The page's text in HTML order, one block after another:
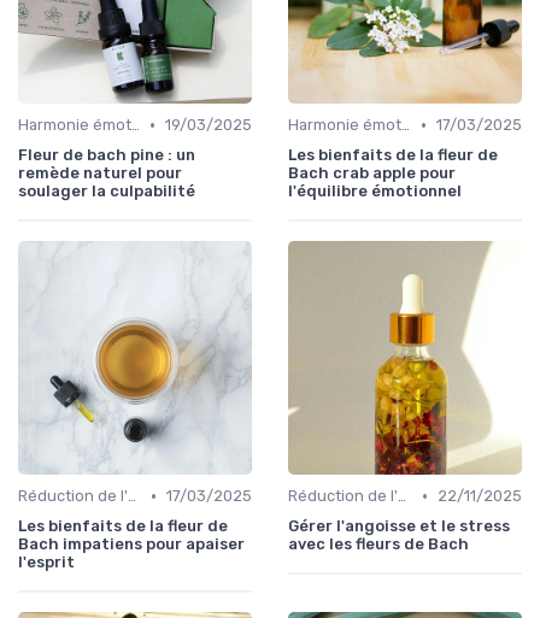
Harmonie émotionnelle • 19/03/2025
Fleur de bach pine : un
remède naturel pour
soulager la culpabilité
Harmonie émotionnelle • 17/03/2025
Les bienfaits de la fleur de
Bach crab apple pour
l'équilibre émotionnel
Réduction de l'anxiété • 17/03/2025
Les bienfaits de la fleur de
Bach impatiens pour apaiser
l'esprit
Réduction de l'anxiété •
22/11/2025
Gérer l'angoisse et le stress
avec les fleurs de Bach